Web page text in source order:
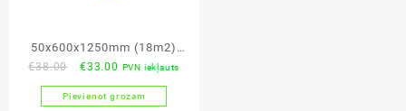
50x600x1250mm (18m2)
URSA PROFILO 39
€38.00
Original
price
was:
€33.00 Current
price
is:
PVN iekļauts
Pievienot grozam